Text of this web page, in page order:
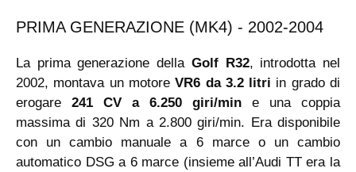
PRIMA GENERAZIONE (MK4) - 2002-2004
La prima generazione della Golf R32, introdotta nel
2002, montava un motoreVR6 da 3.2 litri in grado di
erogare 241 CV a 6.250 giri/min e una coppia
massima di 320 Nm a 2.800 giri/min. Era disponibile
con un cambio manuale a 6 marce o un cambio
automatico DSG a 6 marce (insieme all’Audi TT era la